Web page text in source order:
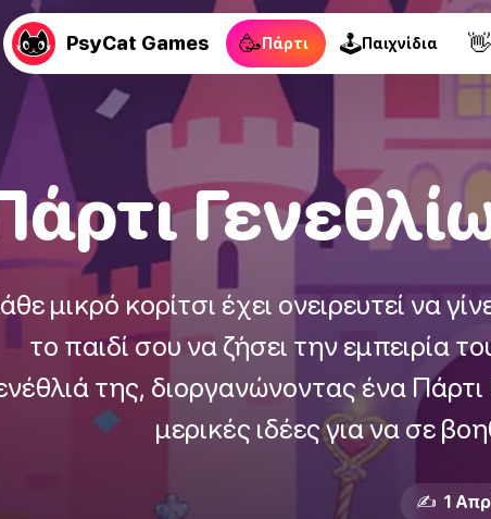
PsyCat Games 🥳Πάρτι 🕹Παιχνίδια 👋
μικρό κορίτσι έχει ονειρευτεί να
το παιδί σου να ζήσει την εμπειρία
της, διοργανώνοντας ένα
μερικές ιδέες για να σε
✍️ 1